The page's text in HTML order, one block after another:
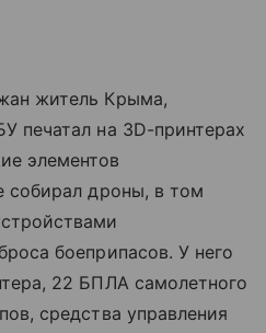
житель Крыма,
печатал на 3D-принтерах
элементов
собирал дроны, в том
боеприпасов. У него
22 БПЛА самолетного
средства управления